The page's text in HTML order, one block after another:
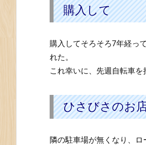
入
し
2.
ひ
さ
の
お
3.
購入して
購入してそろそろ7年経っ
れた。
これ幸いに、先週自転車を
ひさびさのお
隣の駐車場が無くなり、